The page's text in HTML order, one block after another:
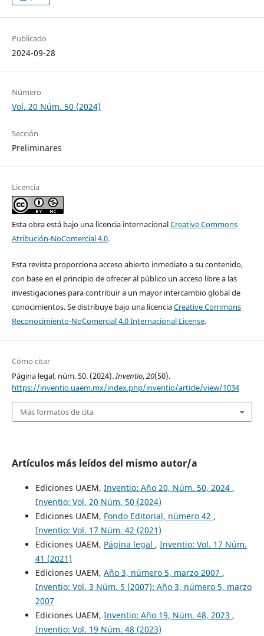
Publicado
2024-09-28
Número
Vol. 20 Núm. 50 (2024)
Sección
Preliminares
Licencia
Esta obra está bajo una licencia internacionalCreative Commons
Atribución-NoComercial 4.0.
Esta revista proporciona acceso abierto inmediato a su contenido,
con base en el principio de ofrecer al público un acceso libre a las
investigaciones para contribuir a un mayor intercambio global de
conocimientos. Se distribuye bajo una licenciaCreative Commons
Reconocimiento-NoComercial 4.0 Internacional License.
Cómo citar
Página legal, núm. 50. (2024).Inventio,20(50).
https://inventio.uaem.mx/index.php/inventio/article/view/1034
Más formatos de cita
Artículos más leídos del mismo autor/a
Ediciones UAEM, Inventio: Año 20, Núm. 50, 2024 ,
Inventio: Vol. 20 Núm. 50 (2024)
Ediciones UAEM, Fondo Editorial, número 42 ,
Inventio: Vol. 17 Núm. 42 (2021)
Ediciones UAEM, Página legal , Inventio: Vol. 17 Núm.
41 (2021)
Ediciones UAEM, Año 3, número 5, marzo 2007 ,
Inventio: Vol. 3 Núm. 5 (2007): Año 3, número 5, marzo
2007
Ediciones UAEM, Inventio: Año 19, Núm. 48, 2023 ,
Inventio: Vol. 19 Núm. 48 (2023)